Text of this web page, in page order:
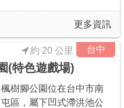
更多資訊
台中
(特色遊戲場)
約 20 公里
楓樹腳公園位在台中市南
屯區，屬下凹式滯洪池公